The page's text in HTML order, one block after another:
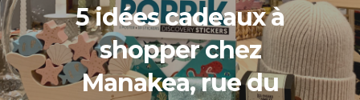
5 idées cadeaux à
shopper chez
Manakea, rue du